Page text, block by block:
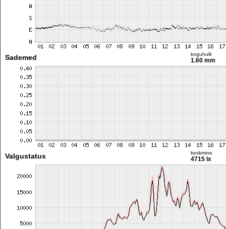
Sademed koguhulk
1.60 mm
Valgustatus keskmine
4715 lx